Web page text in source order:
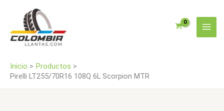
contenido
Inicio
Productos
Pirelli LT255/70R16 108Q 6L Scorpion MTR
MTR
cantidad